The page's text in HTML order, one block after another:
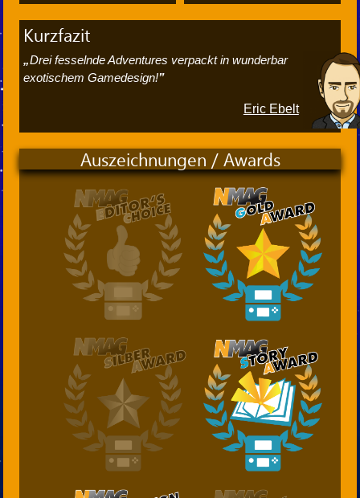
Kurzfazit
Drei fesselnde Adventures verpackt in wunderbar
exotischem Gamedesign!
Eric Ebelt
Auszeichnungen / Awards